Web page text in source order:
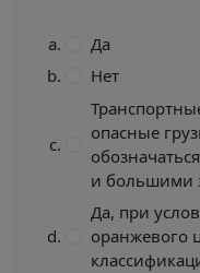
Да
Нет
опасные
и большими
Да, при
оранжевого